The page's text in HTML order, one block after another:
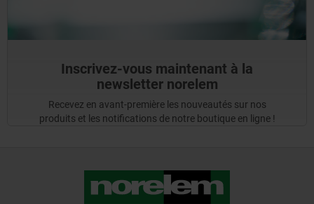
Inscrivez-vous maintenant à la
newsletter norelem
Recevez en avant-première les nouveautés sur nos
produits et les notifications de notre boutique en ligne !